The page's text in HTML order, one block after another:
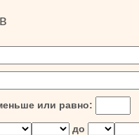
или равно:
до